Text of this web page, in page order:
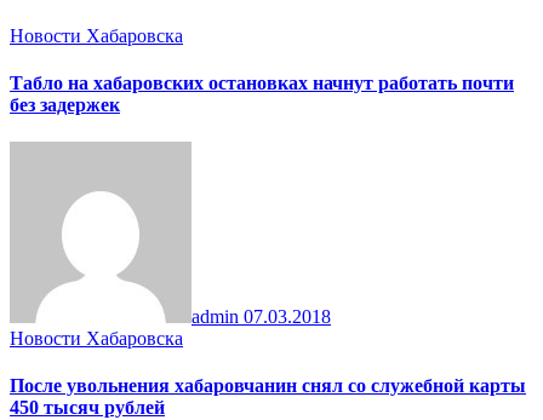
Новости Хабаровска
Табло на хабаровских остановках начнут работать почти
без задержек
admin 07.03.2018
Новости Хабаровска
После увольнения хабаровчанин снял со служебной карты
450 тысяч рублей